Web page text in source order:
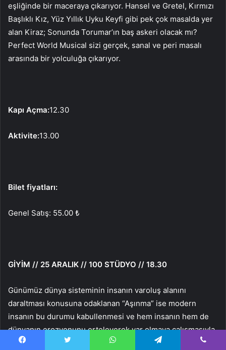
eşliğinde bir maceraya çıkarıyor. Hansel ve Gretel, Kırmızı
Başlıklı Kız, Yüz Yıllık Uyku Keyfi gibi pek çok masalda yer
alan Kiraz; Sonunda Torumar’ın baş askeri olacak mı?
Perfect World Musical sizi gerçek, sanal ve peri masalı
arasında bir yolculuğa çıkarıyor.
Kapı Açma:12.30
Aktivite:13.00
Bilet fiyatları:
Genel Satış: 55.00 ₺
GİYİM // 25 ARALIK // 100 STÜDYO // 18.30
Günümüz dünya sisteminin insanın varoluş alanını
daraltması konusuna odaklanan “Aşınma” ise modern
insanın bu durumu kabullenmesi ve hem insanın hem de
dünyanın erozyonunu erteleyerek var olmaya çalışmasıyla
var olmaya çalışmasıdır. karakterin kendi içinde erozyona